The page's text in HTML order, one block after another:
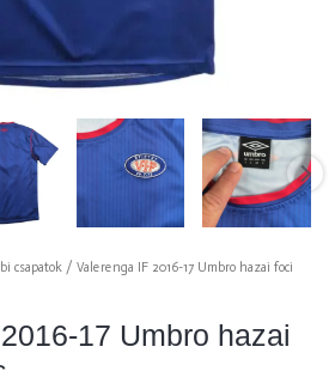
csapatok / Valerenga IF 2016-17 Umbro hazai foci
17 Umbro hazai